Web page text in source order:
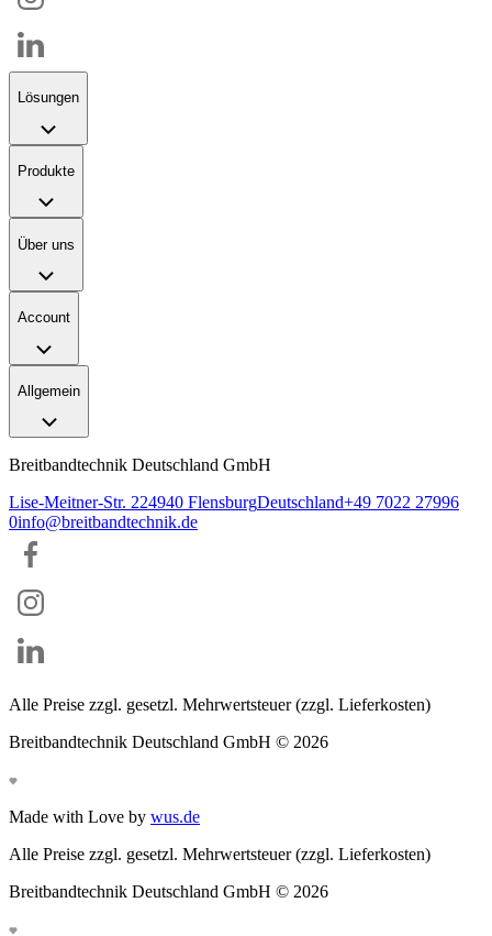
Lösungen
Produkte
Über uns
Account
Allgemein
Breitbandtechnik Deutschland GmbH
Lise-Meitner-Str. 224940 FlensburgDeutschland+49 7022 27996
0info@breitbandtechnik.de
Alle Preise zzgl. gesetzl. Mehrwertsteuer (zzgl. Lieferkosten)
Breitbandtechnik Deutschland GmbH © 2026
Made with Love by wus.de
Alle Preise zzgl. gesetzl. Mehrwertsteuer (zzgl. Lieferkosten)
Breitbandtechnik Deutschland GmbH © 2026